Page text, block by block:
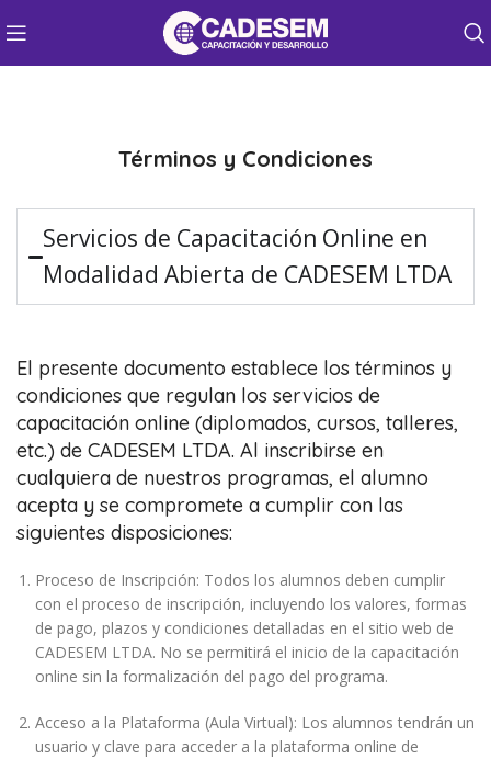
Términos y Condiciones
Servicios de Capacitación Online en
Modalidad Abierta de CADESEM LTDA
El presente documento establece los términos y
condiciones que regulan los servicios de
capacitación online (diplomados, cursos, talleres,
etc.) de CADESEM LTDA. Al inscribirse en
cualquiera de nuestros programas, el alumno
acepta y se compromete a cumplir con las
siguientes disposiciones:
Proceso de Inscripción: Todos los alumnos deben cumplir
con el proceso de inscripción, incluyendo los valores, formas
de pago, plazos y condiciones detalladas en el sitio web de
CADESEM LTDA. No se permitirá el inicio de la capacitación
online sin la formalización del pago del programa.
Acceso a la Plataforma (Aula Virtual): Los alumnos tendrán un
usuario y clave para acceder a la plataforma online de